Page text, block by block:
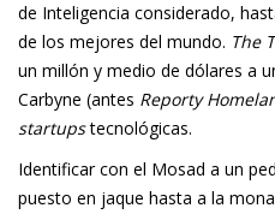
de Inteligencia considerado,
de los mejores del mundo. The
un millón y medio de dólares a
Carbyne (antes Reporty
startupstecnológicas.
Identificar con el Mosad a un
puesto en jaque hasta a la